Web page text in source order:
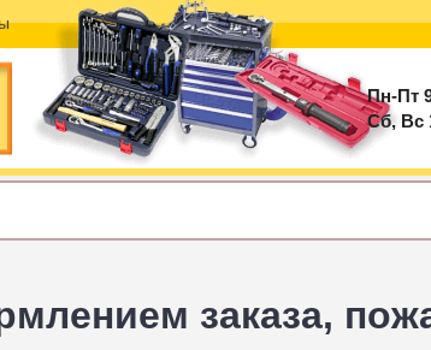
Пн-Пт
Сб, Вс
заказа,